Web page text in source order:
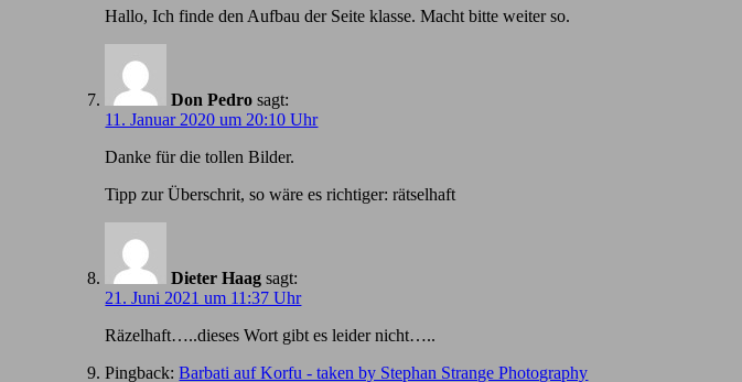
Hallo, Ich finde den Aufbau der Seite klasse. Macht bitte weiter so.
Don Pedro sagt:
11. Januar 2020 um 20:10 Uhr
Danke für die tollen Bilder.
Tipp zur Überschrit, so wäre es richtiger: rätselhaft
Dieter Haag sagt:
21. Juni 2021 um 11:37 Uhr
Räzelhaft…..dieses Wort gibt es leider nicht…..
Pingback:Barbati auf Korfu - taken by Stephan Strange Photography